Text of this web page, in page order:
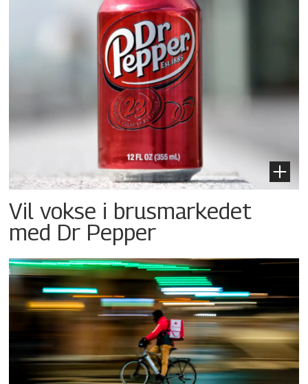
Vil vokse i brusmarkedet
med Dr Pepper